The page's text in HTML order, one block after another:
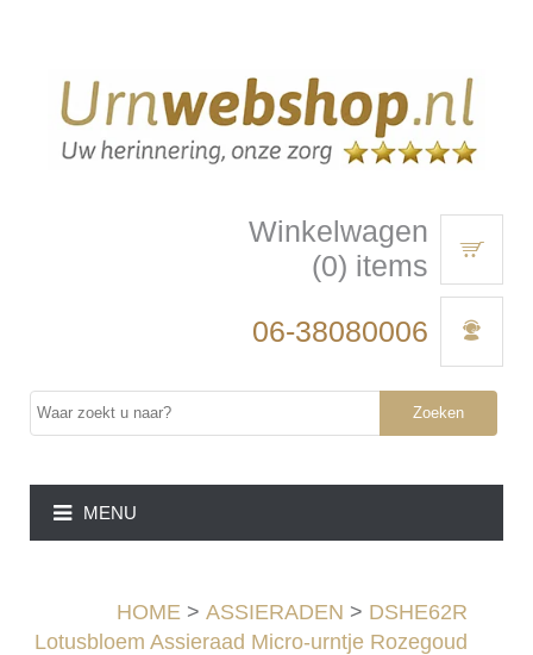
Winkelwagen
(0) items
06-38080006
Zoeken
MENU
HOME > ASSIERADEN > DSHE62R
Lotusbloem Assieraad Micro-urntje Rozegoud